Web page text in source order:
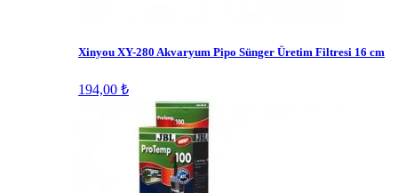
Xinyou XY-280 Akvaryum Pipo Sünger Üretim Filtresi 16 cm
194,00 ₺